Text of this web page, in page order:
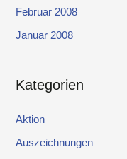
Februar 2008
Januar 2008
Kategorien
Aktion
Auszeichnungen